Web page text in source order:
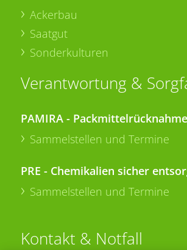
Ackerbau
Saatgut
Sonderkulturen
Verantwortung &
PAMIRA - Packmittelrücknahme
Sammelstellen und Termine
PRE - Chemikalien sicher
Sammelstellen und Termine
Kontakt & Notfall